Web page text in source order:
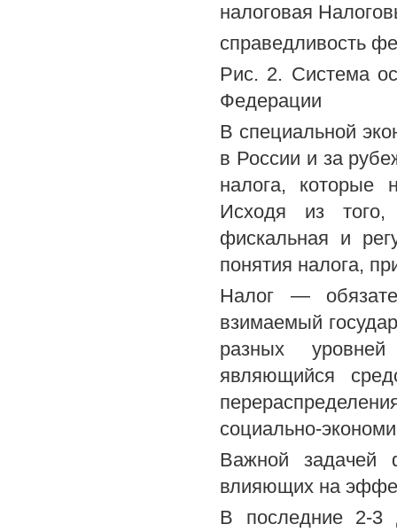
налоговая
справедливость
Рис. 2. Система
Федерации
В специальной
в России и за
налога, которые
Исходя из того,
фискальная и
понятия налога,
Налог —
взимаемый
разных
являющийся
социально-
Важной задачей
влияющих на
В последние 2-3